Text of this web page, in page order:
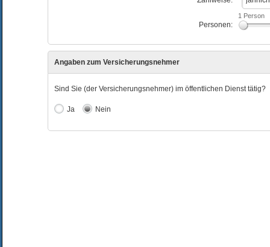
Tierversicherung
Hundehaftpflicht
Pferdehaftpflicht
Hausratversicherung
Glasversicherung